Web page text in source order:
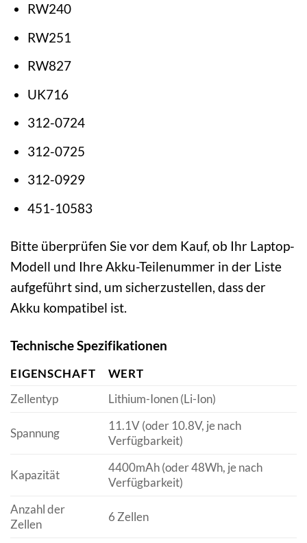
RW240
RW251
RW827
UK716
312-0724
312-0725
312-0929
451-10583
Bitte überprüfen Sie vor dem Kauf, ob Ihr Laptop-
Modell und Ihre Akku-Teilenummer in der Liste
aufgeführt sind, um sicherzustellen, dass der
Akku kompatibel ist.
Technische Spezifikationen
EIGENSCHAFT
WERT
Zellentyp
Lithium-Ionen (Li-Ion)
Spannung
11.1V (oder 10.8V, je nach
Verfügbarkeit)
Kapazität
4400mAh (oder 48Wh, je nach
Verfügbarkeit)
Anzahl der
Zellen
6 Zellen